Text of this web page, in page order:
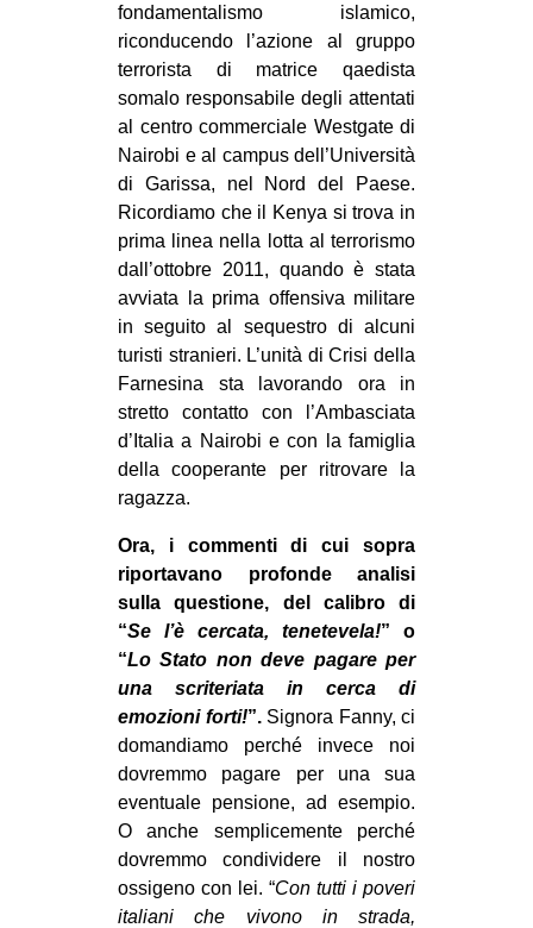
fondamentalismo islamico,
riconducendo l’azione al gruppo
terrorista di matrice qaedista
somalo responsabile degli attentati
al centro commerciale Westgate di
Nairobi e al campus dell’Università
di Garissa, nel Nord del Paese.
Ricordiamo che il Kenya si trova in
prima linea nella lotta al terrorismo
dall’ottobre 2011, quando è stata
avviata la prima offensiva militare
in seguito al sequestro di alcuni
turisti stranieri. L’unità di Crisi della
Farnesina sta lavorando ora in
stretto contatto con l’Ambasciata
d’Italia a Nairobi e con la famiglia
della cooperante per ritrovare la
ragazza.
Ora, i commenti di cui sopra
riportavano profonde analisi
sulla questione, del calibro di
“Se l’è cercata, tenetevela!” o
“Lo Stato non deve pagare per
una scriteriata in cerca di
emozioni forti!”.Signora Fanny, ci
domandiamo perché invece noi
dovremmo pagare per una sua
eventuale pensione, ad esempio.
O anche semplicemente perché
dovremmo condividere il nostro
ossigeno con lei. “Con tutti i poveri
italiani che vivono in strada,